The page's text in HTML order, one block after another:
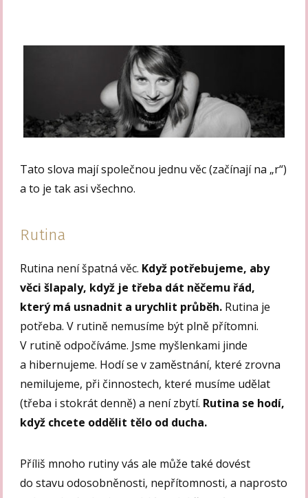
Tato slova mají společnou jednu věc (začínají na „r“)
a to je tak asi všechno.
Rutina
Rutina není špatná věc. Když potřebujeme, aby
věci šlapaly, když je třeba dát něčemu řád,
který má usnadnit a urychlit průběh. Rutina je
potřeba. V rutině nemusíme být plně přítomni.
V rutině odpočíváme. Jsme myšlenkami jinde
a hibernujeme. Hodí se v zaměstnání, které zrovna
nemilujeme, při činnostech, které musíme udělat
(třeba i stokrát denně) a není zbytí. Rutina se hodí,
když chcete oddělit tělo od ducha.
Příliš mnoho rutiny vás ale může také dovést
do stavu odosobněnosti, nepřítomnosti, a naprosto